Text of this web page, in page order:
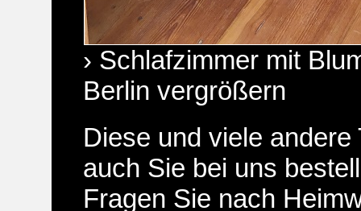
› Schlafzimmer mit
Berlin vergrößern
Diese und viele andere
auch Sie bei uns
Fragen Sie nach